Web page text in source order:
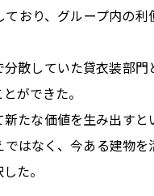
おり、グループ内の利
分散していた貸衣装部門
ができた。
たな価値を生み出すと
はなく、今ある建物を
た。